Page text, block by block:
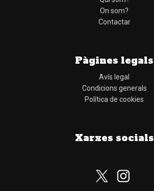
On som?
Contactar
Pàgines legals
Avís legal
Condicions generals
Política de cookies
Xarxes socials